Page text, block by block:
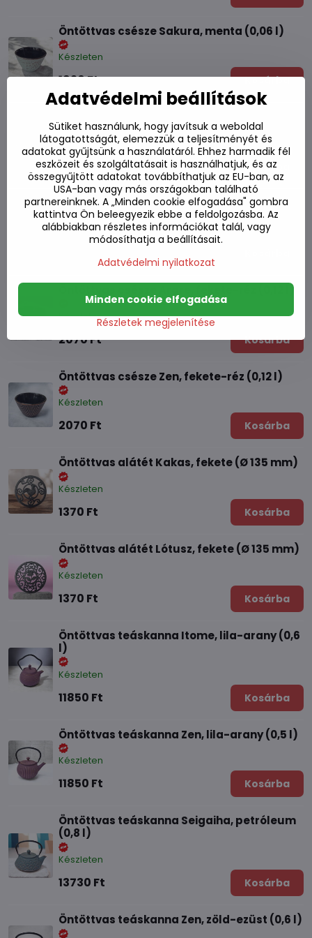
Öntöttvas csésze Sakura, menta (0,06 l)
Készleten
1920 Ft Kosárba
Készleten
2070 Ft Kosárba
Öntöttvas csésze Itome, petróleum (0,12 l)
Készleten
Öntöttvas csésze Arare, fekete-réz (0,12 l)
Készleten
2070 Ft Kosárba
Öntöttvas csésze Zen, fekete-réz (0,12 l)
Készleten
2070 Ft Kosárba
Öntöttvas alátét Kakas, fekete (Ø 135 mm)
Készleten
1370 Ft Kosárba
Öntöttvas alátét Lótusz, fekete (Ø 135 mm)
Készleten
1370 Ft Kosárba
Öntöttvas teáskanna Itome, lila-arany (0,6
l)
Készleten
11850 Ft Kosárba
Öntöttvas teáskanna Zen, lila-arany (0,5 l)
Készleten
11850 Ft Kosárba
Öntöttvas teáskanna Seigaiha, petróleum
(0,8 l)
Készleten
13730 Ft Kosárba
Öntöttvas teáskanna Zen, zöld-ezüst (0,6 l)
Adatvédelmi beállítások
Sütiket használunk, hogy javítsuk a weboldal
látogatottságát, elemezzük a teljesítményét és
adatokat gyűjtsünk a használatáról. Ehhez harmadik fél
eszközeit és szolgáltatásait is használhatjuk, és az
összegyűjtött adatokat továbbíthatjuk az EU-ban, az
USA-ban vagy más országokban található
partnereinknek. A „Minden cookie elfogadása" gombra
kattintva Ön beleegyezik ebbe a feldolgozásba. Az
alábbiakban részletes információkat talál, vagy
módosíthatja a beállításait.
Adatvédelmi nyilatkozat
Részletek megjelenítése
Minden cookie elfogadása